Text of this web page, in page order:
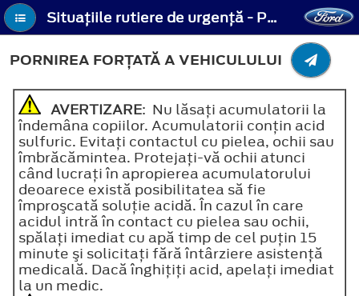
Situaţiile rutiere de urgenţă - Pornirea forţată a vehiculului
PORNIREA FORŢATĂ A VEHICULULUI
AVERTIZARE: Nu lăsaţi acumulatorii la
îndemâna copiilor. Acumulatorii conţin acid
sulfuric. Evitaţi contactul cu pielea, ochii sau
îmbrăcămintea. Protejaţi-vă ochii atunci
când lucraţi în apropierea acumulatorului
deoarece există posibilitatea să fie
împroşcată soluţie acidă. În cazul în care
acidul intră în contact cu pielea sau ochii,
spălaţi imediat cu apă timp de cel puţin 15
minute şi solicitaţi fără întârziere asistenţă
medicală. Dacă înghiţiţi acid, apelaţi imediat
la un medic.